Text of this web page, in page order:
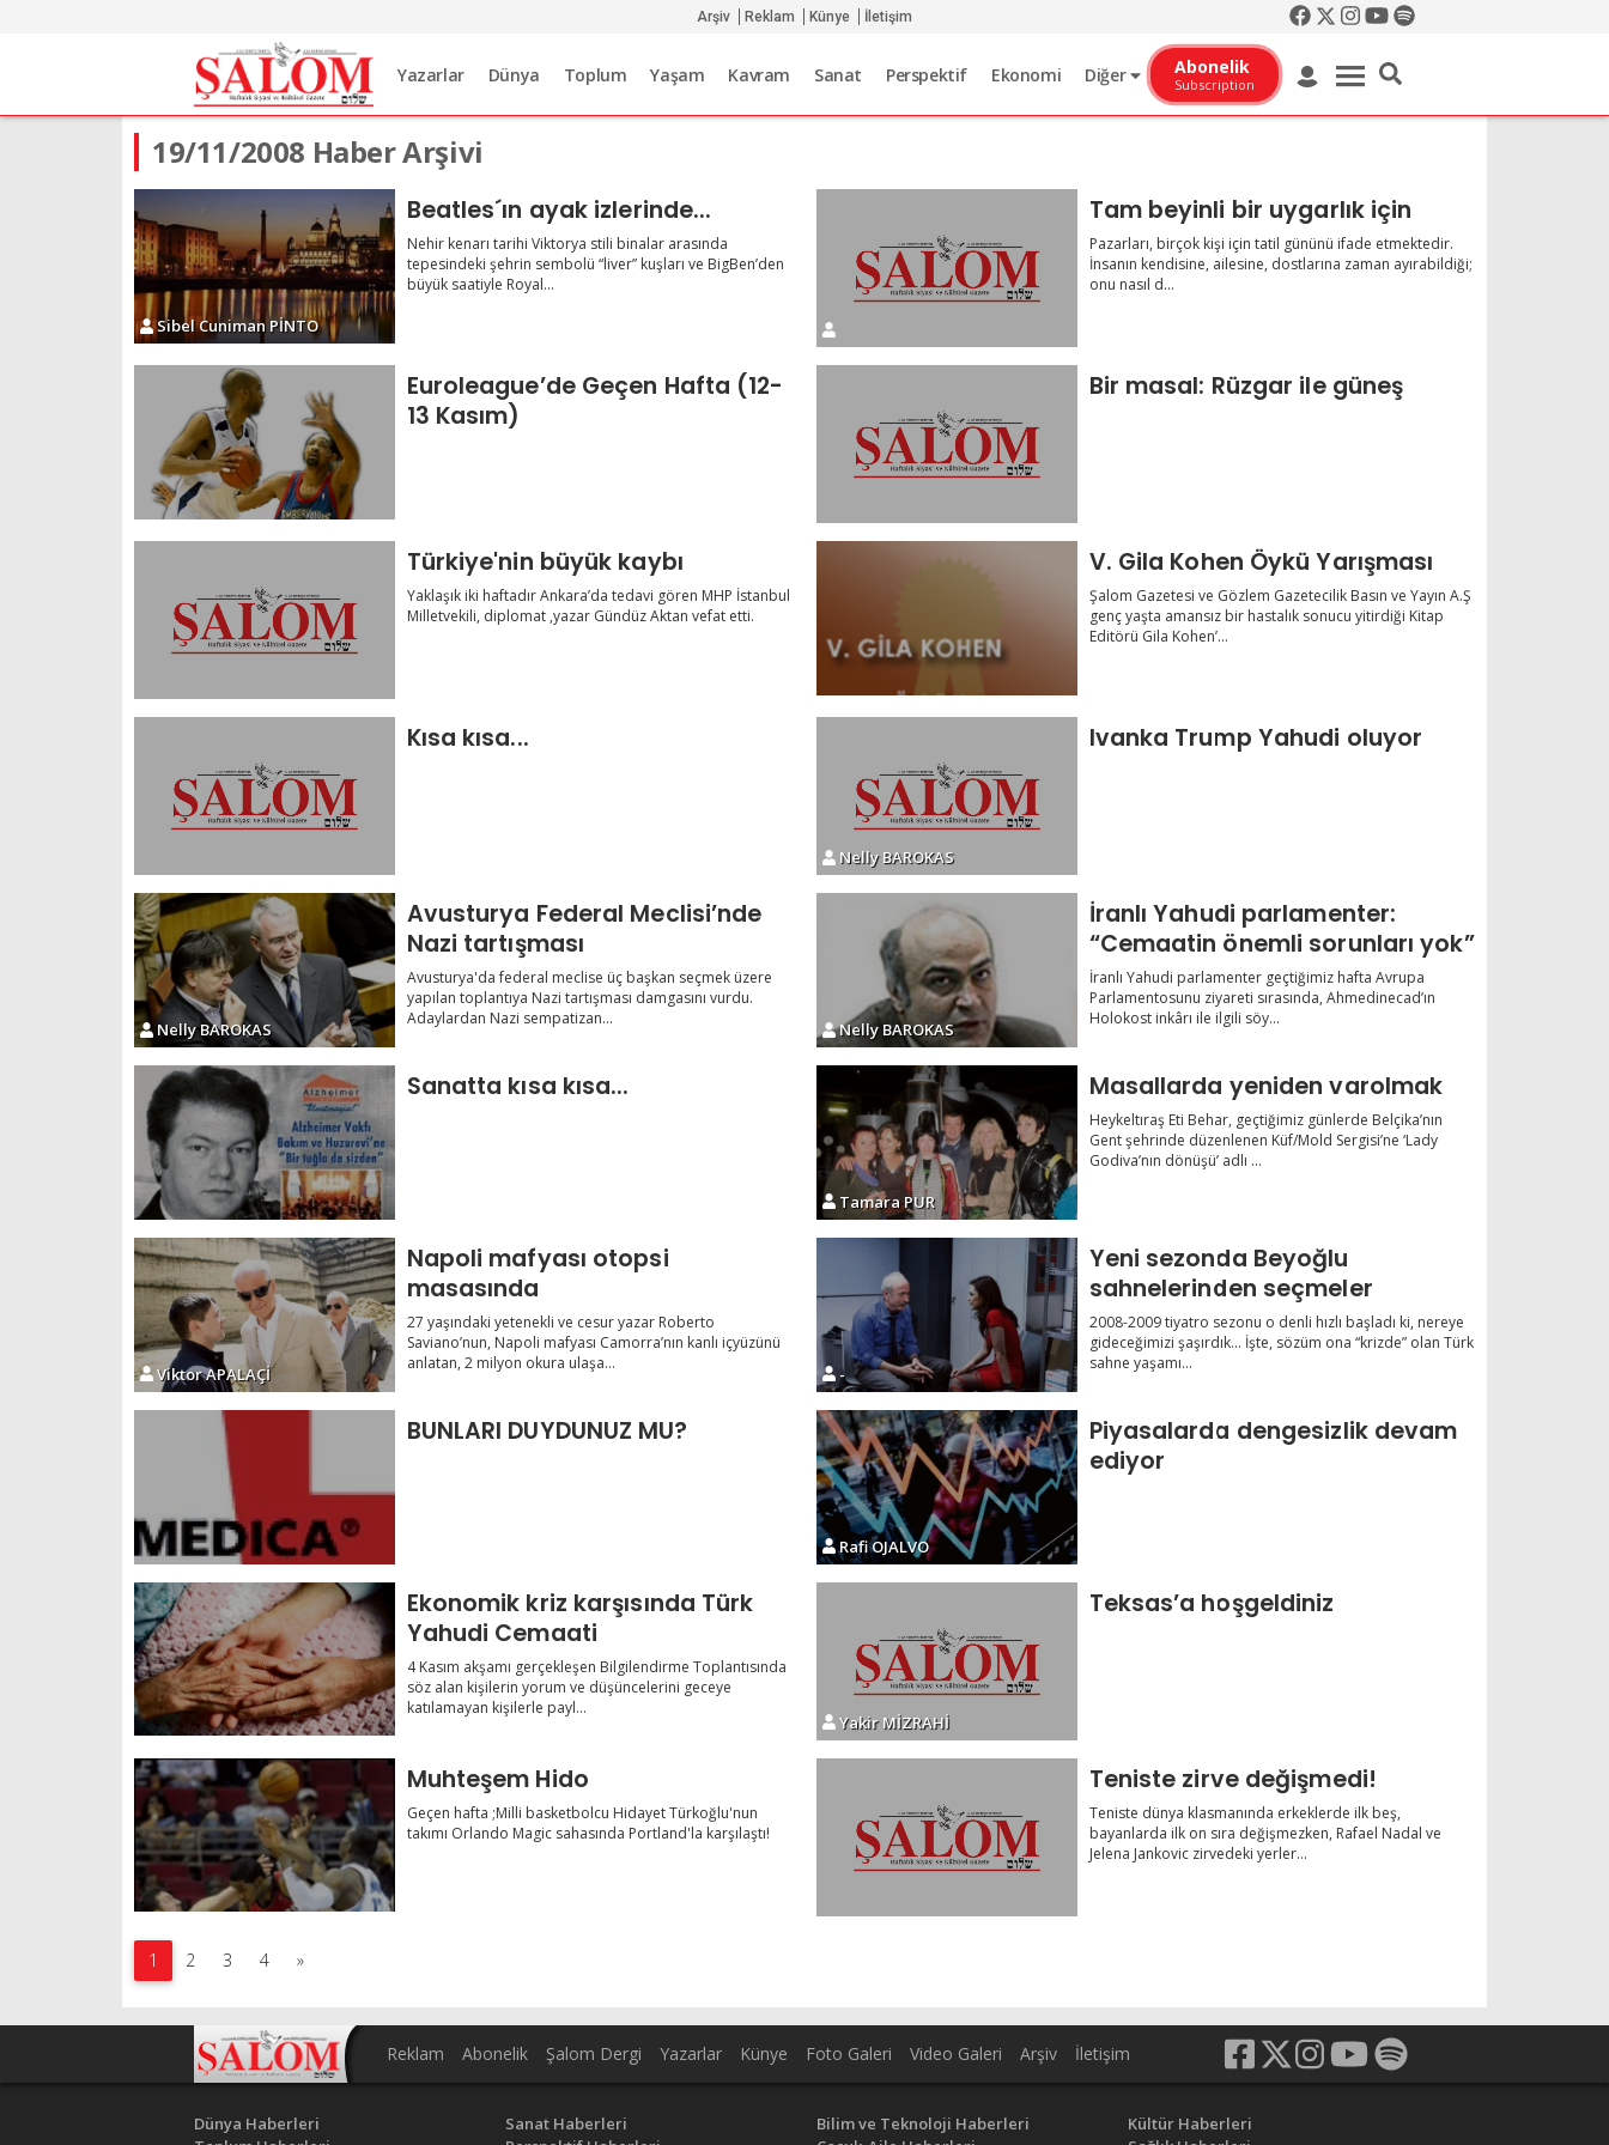
Arşiv Reklam Künye İletişim
Yazarlar Dünya Toplum Yaşam Kavram Sanat Perspektif Ekonomi Diğer Abonelik
Subscription
19/11/2008 Haber Arşivi
Sibel Cuniman PİNTO
Beatles´ın ayak izlerinde...
Nehir kenarı tarihi Viktorya stili binalar arasında
tepesindeki şehrin sembolü “liver” kuşları ve BigBen’den
büyük saatiyle Royal...
Tam beyinli bir uygarlık için
Pazarları, birçok kişi için tatil gününü ifade etmektedir.
İnsanın kendisine, ailesine, dostlarına zaman ayırabildiği;
onu nasıl d...
Euroleague’de Geçen Hafta (12-
13 Kasım)
Bir masal: Rüzgar ile güneş
Türkiye'nin büyük kaybı
Yaklaşık iki haftadır Ankara’da tedavi gören MHP İstanbul
Milletvekili, diplomat ,yazar Gündüz Aktan vefat etti.
V. Gila Kohen Öykü Yarışması
Şalom Gazetesi ve Gözlem Gazetecilik Basın ve Yayın A.Ş
genç yaşta amansız bir hastalık sonucu yitirdiği Kitap
Editörü Gila Kohen’...
Kısa kısa...
Nelly BAROKAS
Ivanka Trump Yahudi oluyor
Nelly BAROKAS
Avusturya Federal Meclisi’nde
Nazi tartışması
Avusturya'da federal meclise üç başkan seçmek üzere
yapılan toplantıya Nazi tartışması damgasını vurdu.
Adaylardan Nazi sempatizan...
Nelly BAROKAS
İranlı Yahudi parlamenter:
“Cemaatin önemli sorunları yok”
İranlı Yahudi parlamenter geçtiğimiz hafta Avrupa
Parlamentosunu ziyareti sırasında, Ahmedinecad’ın
Holokost inkârı ile ilgili söy...
Sanatta kısa kısa...
Tamara PUR
Masallarda yeniden varolmak
Heykeltıraş Eti Behar, geçtiğimiz günlerde Belçika’nın
Gent şehrinde düzenlenen Küf/Mold Sergisi’ne ‘Lady
Godiva’nın dönüşü’ adlı ...
Viktor APALAÇİ
Napoli mafyası otopsi
masasında
27 yaşındaki yetenekli ve cesur yazar Roberto
Saviano’nun, Napoli mafyası Camorra’nın kanlı içyüzünü
anlatan, 2 milyon okura ulaşa...
-
Yeni sezonda Beyoğlu
sahnelerinden seçmeler
2008-2009 tiyatro sezonu o denli hızlı başladı ki, nereye
gideceğimizi şaşırdık... İşte, sözüm ona “krizde” olan Türk
sahne yaşamı...
BUNLARI DUYDUNUZ MU?
Rafi OJALVO
Piyasalarda dengesizlik devam
ediyor
Ekonomik kriz karşısında Türk
Yahudi Cemaati
4 Kasım akşamı gerçekleşen Bilgilendirme Toplantısında
söz alan kişilerin yorum ve düşüncelerini geceye
katılamayan kişilerle payl...
Yakir MİZRAHİ
Teksas’a hoşgeldiniz
Muhteşem Hido
Geçen hafta ;Milli basketbolcu Hidayet Türkoğlu'nun
takımı Orlando Magic sahasında Portland'la karşılaştı!
Teniste zirve değişmedi!
Teniste dünya klasmanında erkeklerde ilk beş,
bayanlarda ilk on sıra değişmezken, Rafael Nadal ve
Jelena Jankovic zirvedeki yerler...
1 2 3 4 »
Reklam Abonelik Şalom Dergi Yazarlar Künye Foto Galeri Video Galeri Arşiv İletişim
Dünya Haberleri
Sanat Haberleri
Bilim ve Teknoloji Haberleri
Kültür Haberleri